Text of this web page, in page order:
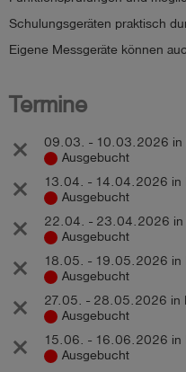
Schulungsgeräten praktisch
Eigene Messgeräte können
Termine
09.03. - 10.03.2026 in
Ausgebucht
13.04. - 14.04.2026 in
Ausgebucht
22.04. - 23.04.2026 in
Ausgebucht
18.05. - 19.05.2026 in
Ausgebucht
27.05. - 28.05.2026 in
Ausgebucht
15.06. - 16.06.2026 in
Ausgebucht